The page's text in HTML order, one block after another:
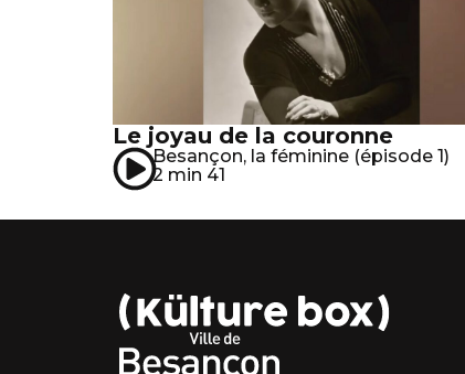
Le joyau de la couronne
Besançon, la féminine (épisode 1)
2 min 41